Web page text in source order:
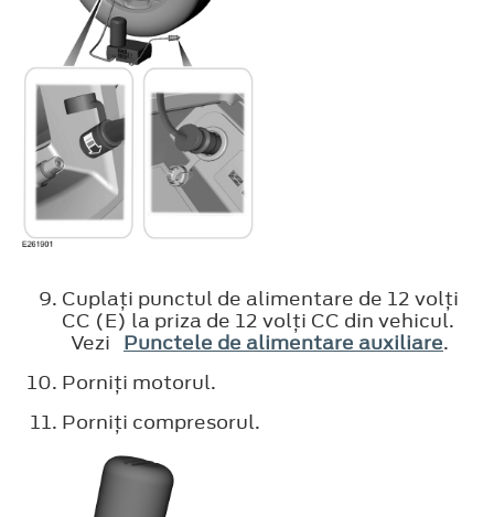
Cuplaţi punctul de alimentare de 12 volţi
CC (E) la priza de 12 volţi CC din vehicul.
Vezi Punctele de alimentare auxiliare.
Porniţi motorul.
Porniţi compresorul.